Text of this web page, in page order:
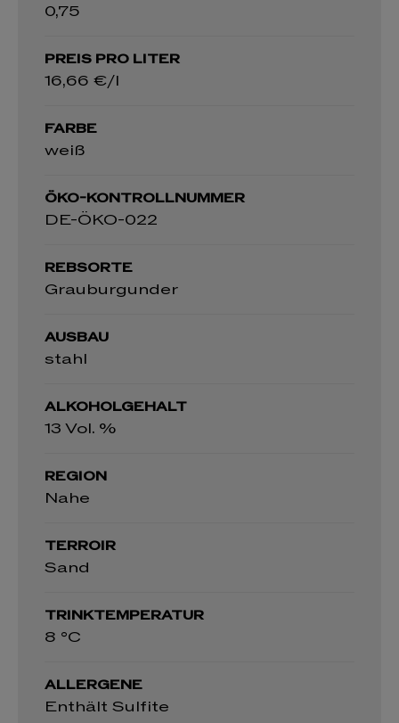
0,75
PREIS PRO LITER
16,66 €/l
FARBE
weiß
ÖKO-KONTROLLNUMMER
DE-ÖKO-022
REBSORTE
Grauburgunder
AUSBAU
stahl
ALKOHOLGEHALT
13 Vol. %
REGION
Nahe
TERROIR
Sand
TRINKTEMPERATUR
8 °C
ALLERGENE
Enthält Sulfite